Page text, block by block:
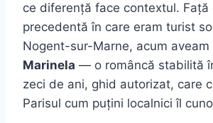
ce diferență face contextul. Față
precedentă în care eram turist
Nogent-sur-Marne, acum aveam
Marinela — o româncă stabilită
zeci de ani, ghid autorizat, care
Parisul cum puțini localnici îl